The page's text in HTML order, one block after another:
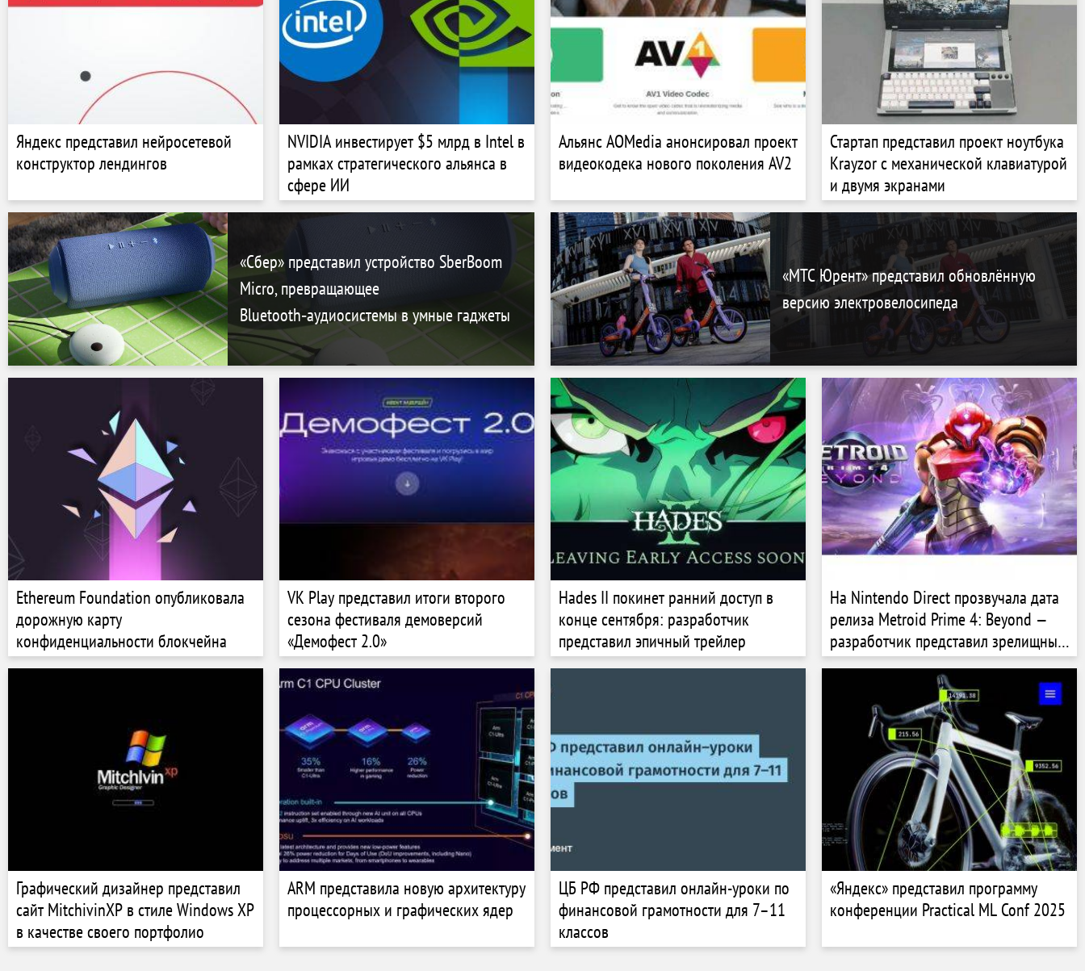
Яндекс представил нейросетевой
конструктор лендингов
NVIDIA инвестирует $5 млрд в Intel в
рамках стратегического альянса в
сфере ИИ
Альянс AOMedia анонсировал проект
видеокодека нового поколения AV2
Стартап представил проект ноутбука
Krayzor с механической клавиатурой
и двумя экранами
«Сбер» представил устройство SberBoom
Micro, превращающее
Bluetooth‑аудиосистемы в умные гаджеты
«МТС Юрент» представил обновлённую
версию электровелосипеда
Ethereum Foundation опубликовала
дорожную карту
конфиденциальности блокчейна
VK Play представил итоги второго
сезона фестиваля демоверсий
«Демофест 2.0»
Hades II покинет ранний доступ в
конце сентября: разработчик
представил эпичный трейлер
На Nintendo Direct прозвучала дата
релиза Metroid Prime 4: Beyond —
разработчик представил зрелищный
геймплейный трейлер
Графический дизайнер представил
сайт MitchivinXP в стиле Windows XP
в качестве своего портфолио
ARM представила новую архитектуру
процессорных и графических ядер
ЦБ РФ представил онлайн-уроки по
финансовой грамотности для 7–11
классов
«Яндекс» представил программу
конференции Practical ML Conf 2025